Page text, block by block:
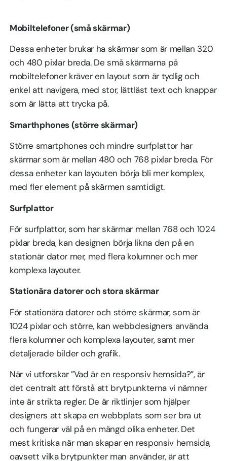
Mobiltelefoner (små skärmar)
Dessa enheter brukar ha skärmar som är mellan 320
och 480 pixlar breda. De små skärmarna på
mobiltelefoner kräver en layout som är tydlig och
enkel att navigera, med stor, lättläst text och knappar
som är lätta att trycka på.
Smarthphones (större skärmar)
Större smartphones och mindre surfplattor har
skärmar som är mellan 480 och 768 pixlar breda. För
dessa enheter kan layouten börja bli mer komplex,
med fler element på skärmen samtidigt.
Surfplattor
För surfplattor, som har skärmar mellan 768 och 1024
pixlar breda, kan designen börja likna den på en
stationär dator mer, med flera kolumner och mer
komplexa layouter.
Stationära datorer och stora skärmar
För stationära datorer och större skärmar, som är
1024 pixlar och större, kan webbdesigners använda
flera kolumner och komplexa layouter, samt mer
detaljerade bilder och grafik.
När vi utforskar ”Vad är en responsiv hemsida?”, är
det centralt att förstå att brytpunkterna vi nämner
inte är strikta regler. De är riktlinjer som hjälper
designers att skapa en webbplats som ser bra ut
och fungerar väl på en mängd olika enheter. Det
mest kritiska när man skapar en responsiv hemsida,
oavsett vilka brytpunkter man använder, är att